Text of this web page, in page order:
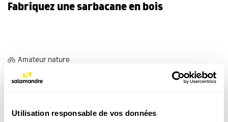
Utilisation responsable de vos données
Fabriquez une sarbacane en bois
Amateur nature
Fidélisez les coccinelles de votre jardin